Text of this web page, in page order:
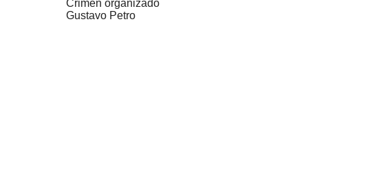
Crimen organizado
Gustavo Petro